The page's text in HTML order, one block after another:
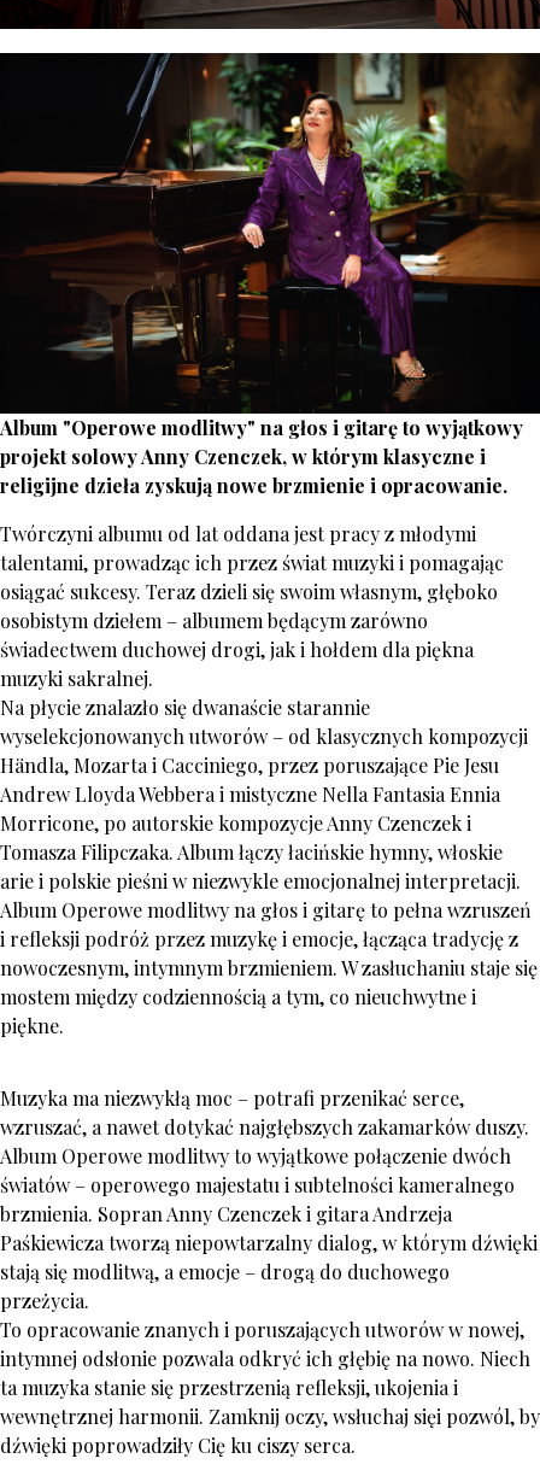
Album "Operowe modlitwy" na głos i gitarę to wyjątkowy
projekt solowy Anny Czenczek, w którym klasyczne i
religijne dzieła zyskują nowe brzmienie i opracowanie.
Twórczyni albumu od lat oddana jest pracy z młodymi
talentami, prowadząc ich przez świat muzyki i pomagając
osiągać sukcesy. Teraz dzieli się swoim własnym, głęboko
osobistym dziełem – albumem będącym zarówno
świadectwem duchowej drogi, jak i hołdem dla piękna
muzyki sakralnej.
Na płycie znalazło się dwanaście starannie
wyselekcjonowanych utworów – od klasycznych kompozycji
Händla, Mozarta i Cacciniego, przez poruszające Pie Jesu
Andrew Lloyda Webbera i mistyczne Nella Fantasia Ennia
Morricone, po autorskie kompozycje Anny Czenczek i
Tomasza Filipczaka. Album łączy łacińskie hymny, włoskie
arie i polskie pieśni w niezwykle emocjonalnej interpretacji.
Album Operowe modlitwy na głos i gitarę to pełna wzruszeń
i refleksji podróż przez muzykę i emocje, łącząca tradycję z
nowoczesnym, intymnym brzmieniem. W zasłuchaniu staje się
mostem między codziennością a tym, co nieuchwytne i
piękne.
Muzyka ma niezwykłą moc – potrafi przenikać serce,
wzruszać, a nawet dotykać najgłębszych zakamarków duszy.
Album Operowe modlitwy to wyjątkowe połączenie dwóch
światów – operowego majestatu i subtelności kameralnego
brzmienia. Sopran Anny Czenczek i gitara Andrzeja
Paśkiewicza tworzą niepowtarzalny dialog, w którym dźwięki
stają się modlitwą, a emocje – drogą do duchowego
przeżycia.
To opracowanie znanych i poruszających utworów w nowej,
intymnej odsłonie pozwala odkryć ich głębię na nowo. Niech
ta muzyka stanie się przestrzenią refleksji, ukojenia i
wewnętrznej harmonii. Zamknij oczy, wsłuchaj sięi pozwól, by
dźwięki poprowadziły Cię ku ciszy serca.